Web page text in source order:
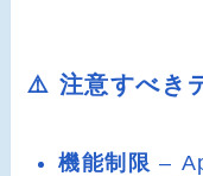
⚠️ 注意すべき
機能制限 –